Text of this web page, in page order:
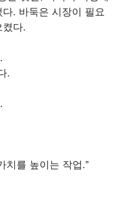
. 바둑은 시장이 필요
켰다.
.
치를 높이는 작업.”